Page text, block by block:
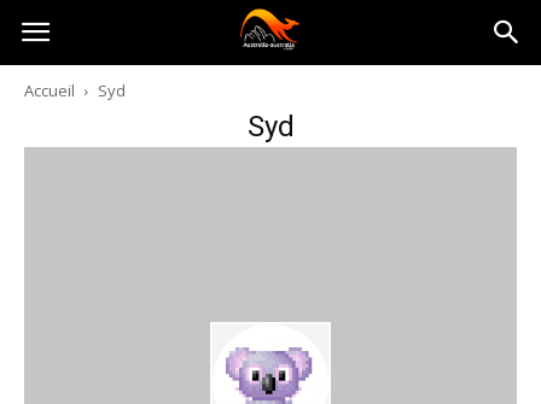
Australia-
australie.com
Accueil Syd
Syd